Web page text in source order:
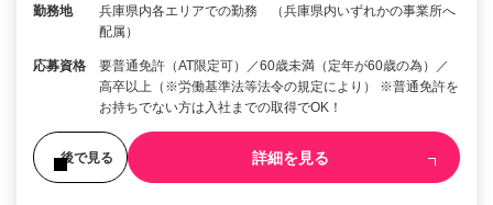
勤務地
兵庫県内各エリアでの勤務 （兵庫県内いずれかの事業所へ
配属）
応募資格
要普通免許（AT限定可）／60歳未満（定年が60歳の為）／
高卒以上（※労働基準法等法令の規定により） ※普通免許を
お持ちでない方は入社までの取得でOK！
後で見る 詳細を見る